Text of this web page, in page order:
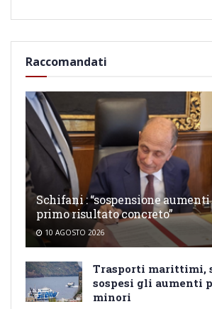
Raccomandati
Schifani : “sospensione
primo risultato concreto”
10 AGOSTO 2026
Trasporti marittimi,
sospesi gli aumenti
minori